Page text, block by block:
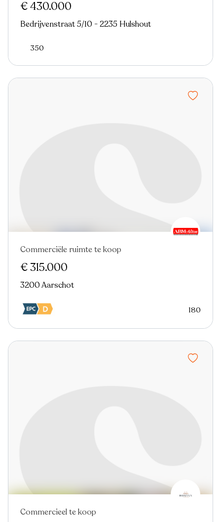
€ 430.000
Bedrijvenstraat 5/10 - 2235 Hulshout
350
Commerciële ruimte te koop
€ 315.000
3200 Aarschot
180
Commercieel te koop